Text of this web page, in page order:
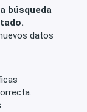
búsqueda
datos